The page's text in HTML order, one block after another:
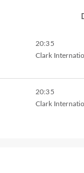
20:35
Clark
20:35
Clark